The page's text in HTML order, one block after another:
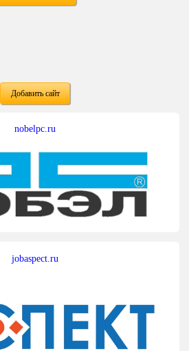
Добавить сайт
nobelpc.ru
jobaspect.ru